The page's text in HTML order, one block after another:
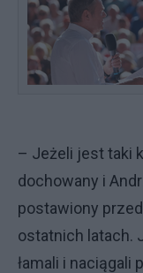
– Jeżeli jest taki
dochowany i
postawiony
ostatnich latach.
łamali i naciągali